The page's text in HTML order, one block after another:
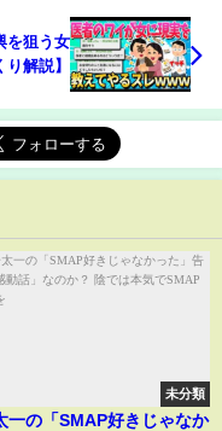
を狙う女
解説】
未分類
一の「SMAP好きじゃなか